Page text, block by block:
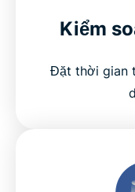
Kiểm
Đặt thời gian